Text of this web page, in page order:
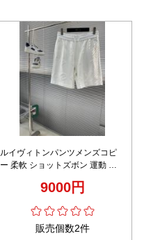
ルイヴィトンパンツメンズコピ
ー 柔軟 ショットズボン 運動 ラ
9000円
販売個数2件